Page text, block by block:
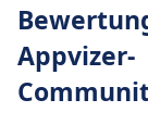
Appvizer-